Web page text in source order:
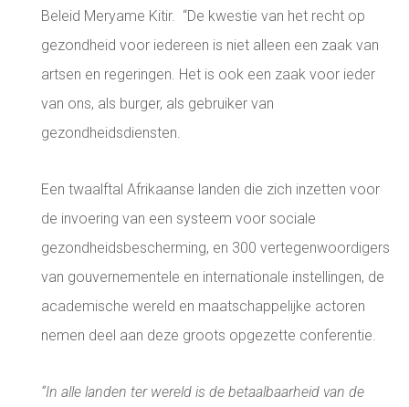
Beleid Meryame Kitir. “De kwestie van het recht op
gezondheid voor iedereen is niet alleen een zaak van
artsen en regeringen. Het is ook een zaak voor ieder
van ons, als burger, als gebruiker van
gezondheidsdiensten.
Een twaalftal Afrikaanse landen die zich inzetten voor
de invoering van een systeem voor sociale
gezondheidsbescherming, en 300 vertegenwoordigers
van gouvernementele en internationale instellingen, de
academische wereld en maatschappelijke actoren
nemen deel aan deze groots opgezette conferentie.
“In alle landen ter wereld is de betaalbaarheid van de